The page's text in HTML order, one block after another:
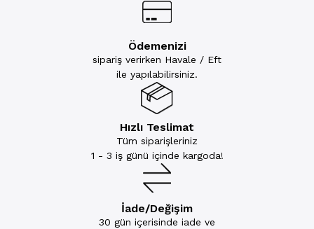
Ödemenizi
sipariş verirken Havale / Eft
ile yapılabilirsiniz.
Hızlı Teslimat
Tüm siparişleriniz
1 - 3 iş günü içinde kargoda!
İade/Değişim
30 gün içerisinde iade ve